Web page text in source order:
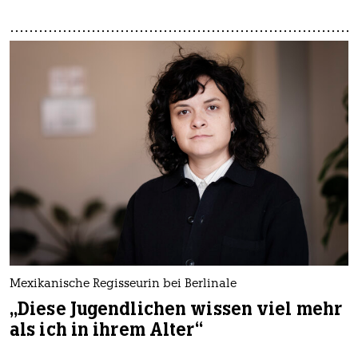
Mexikanische Regisseurin bei Berlinale
„Diese Jugendlichen wissen viel mehr
als ich in ihrem Alter“